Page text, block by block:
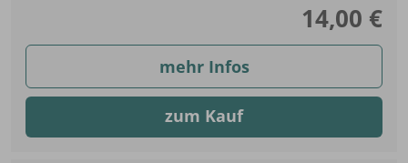
14,00 €
mehr Infos
zum Kauf